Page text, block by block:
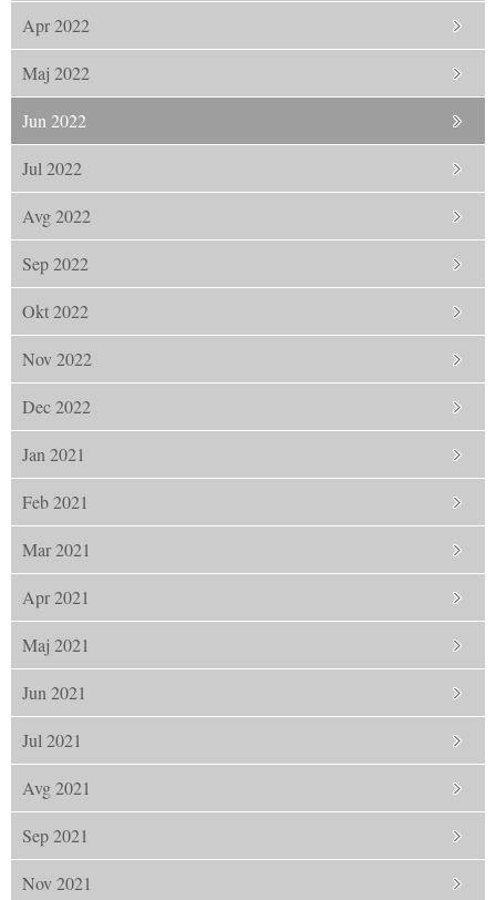
Apr 2022
Maj 2022
Jun 2022
Jul 2022
Avg 2022
Sep 2022
Okt 2022
Nov 2022
Dec 2022
Jan 2021
Feb 2021
Mar 2021
Apr 2021
Maj 2021
Jun 2021
Jul 2021
Avg 2021
Sep 2021
Nov 2021